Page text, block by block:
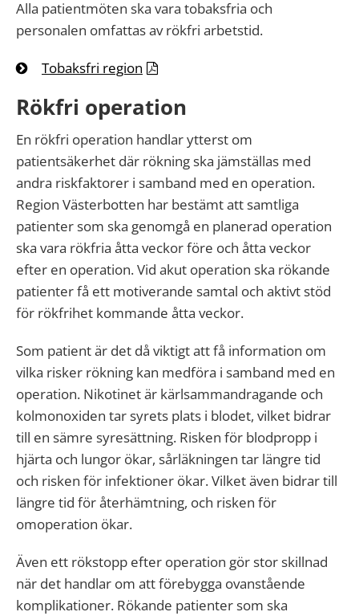
Alla patientmöten ska vara tobaksfria och
personalen omfattas av rökfri arbetstid.
Tobaksfri region
Rökfri operation
En rökfri operation handlar ytterst om
patientsäkerhet där rökning ska jämställas med
andra riskfaktorer i samband med en operation.
Region Västerbotten har bestämt att samtliga
patienter som ska genomgå en planerad operation
ska vara rökfria åtta veckor före och åtta veckor
efter en operation. Vid akut operation ska rökande
patienter få ett motiverande samtal och aktivt stöd
för rökfrihet kommande åtta veckor.
Som patient är det då viktigt att få information om
vilka risker rökning kan medföra i samband med en
operation. Nikotinet är kärlsammandragande och
kolmonoxiden tar syrets plats i blodet, vilket bidrar
till en sämre syresättning. Risken för blodpropp i
hjärta och lungor ökar, sårläkningen tar längre tid
och risken för infektioner ökar. Vilket även bidrar till
längre tid för återhämtning, och risken för
omoperation ökar.
Även ett rökstopp efter operation gör stor skillnad
när det handlar om att förebygga ovanstående
komplikationer. Rökande patienter som ska